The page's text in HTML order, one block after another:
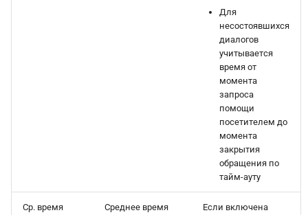
Для
несостоявшихся
диалогов
учитывается
время от
момента
запроса
помощи
посетителем до
момента
закрытия
обращения по
тайм-ауту
Ср. время
Среднее время
Если включена